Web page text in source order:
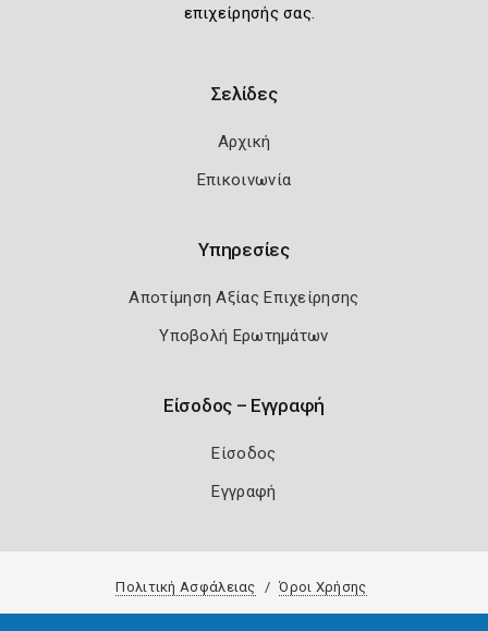
επιχείρησής σας.
Σελίδες
Αρχική
Επικοινωνία
Υπηρεσίες
Αποτίμηση Αξίας Επιχείρησης
Υποβολή Ερωτημάτων
Είσοδος – Εγγραφή
Είσοδος
Εγγραφή
Πολιτική Ασφάλειας Όροι Χρήσης